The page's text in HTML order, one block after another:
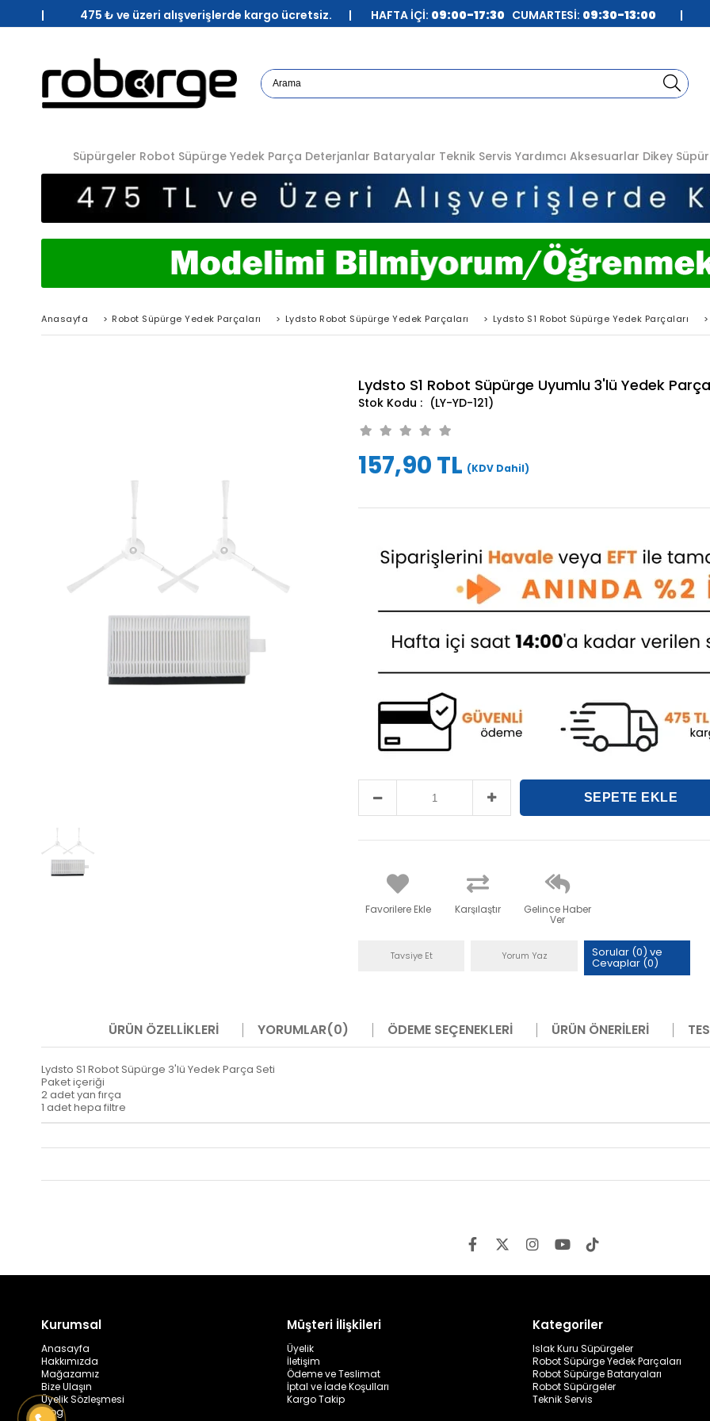
| 475 ₺ ve üzeri alışverişlerde kargo ücretsiz. | HAFTA İÇİ: 09:00-17:30 CUMARTESİ: 09:30-13:00 |
Süpürgeler Robot Süpürge Yedek Parça Deterjanlar Bataryalar Teknik Servis Yardımcı Aksesuarlar Dikey
Anasayfa > Robot Süpürge Yedek Parçaları > Lydsto Robot Süpürge Yedek Parçaları > Lydsto S1 Robot Süpürge Yedek Parçaları >
Lydsto S1 Robot Süpürge Uyumlu 3'lü Yedek
(LY-YD-121)
157,90 TL (KDV Dahil)
Favorilere Ekle Karşılaştır Gelince Haber
Ver
Tavsiye Et Yorum Yaz Sorular (0) ve
Cevaplar (0)
ÜRÜN ÖZELLIKLERI YORUMLAR(0) ÖDEME SEÇENEKLERI ÜRÜN ÖNERILERI
Lydsto S1 Robot Süpürge 3'lü Yedek Parça Seti
Paket içeriği
2 adet yan fırça
1 adet hepa filtre
Kurumsal
Anasayfa
Hakkımızda
Mağazamız
Bize Ulaşın
Üyelik Sözleşmesi
Blog
Müşteri İlişkileri
Üyelik
İletişim
Ödeme ve Teslimat
İptal ve İade Koşulları
Kargo Takip
Kategoriler
Islak Kuru Süpürgeler
Robot Süpürge Yedek Parçaları
Robot Süpürge Bataryaları
Robot Süpürgeler
Teknik Servis